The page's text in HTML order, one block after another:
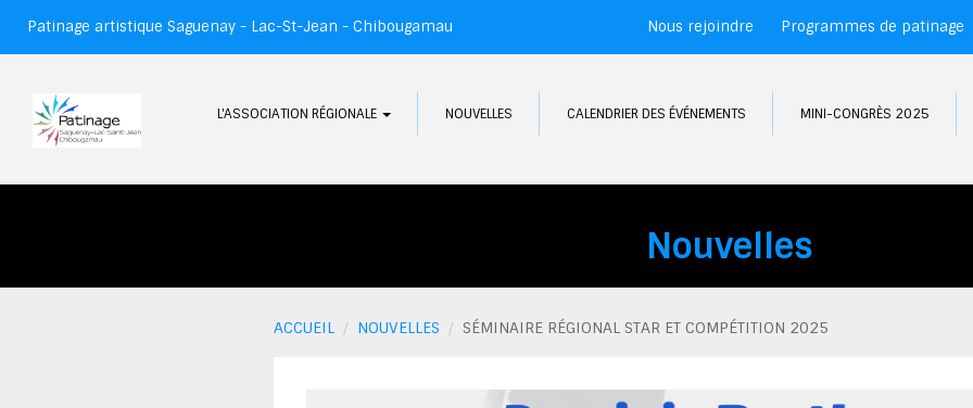
Patinage artistique Saguenay - Lac-St-Jean - Chibougamau Nous rejoindre Programmes de patinage
L'ASSOCIATION RÉGIONALE NOUVELLES CALENDRIER DES ÉVÉNEMENTS MINI-CONGRÈS 2025
Nouvelles
ACCUEIL NOUVELLES SÉMINAIRE RÉGIONAL STAR ET COMPÉTITION 2025